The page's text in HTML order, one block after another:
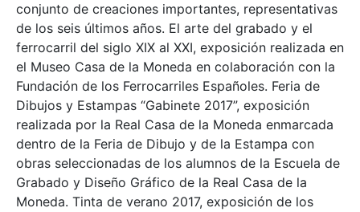
conjunto de creaciones importantes, representativas
de los seis últimos años. El arte del grabado y el
ferrocarril del siglo XIX al XXI, exposición realizada en
el Museo Casa de la Moneda en colaboración con la
Fundación de los Ferrocarriles Españoles. Feria de
Dibujos y Estampas “Gabinete 2017”, exposición
realizada por la Real Casa de la Moneda enmarcada
dentro de la Feria de Dibujo y de la Estampa con
obras seleccionadas de los alumnos de la Escuela de
Grabado y Diseño Gráfico de la Real Casa de la
Moneda. Tinta de verano 2017, exposición de los